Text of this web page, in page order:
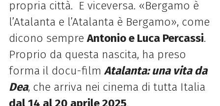
propria città. E viceversa. «Bergamo è
l’Atalanta e l’Atalanta è Bergamo», come
dicono sempreAntonio e Luca Percassi.
Proprio da questa nascita, ha preso
forma il docu-film Atalanta: una vita da
Dea, che arriva nei cinema di tutta Italia